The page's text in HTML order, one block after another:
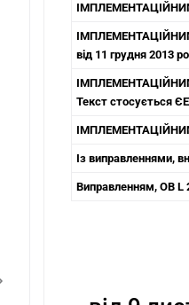
ІМПЛЕМЕНТАЦІЙНИМ
від 11 грудня 2013
Текст стосується
ІМПЛЕМЕНТАЦІЙНИМ
Із виправленнями,
Виправленням, ОВ L